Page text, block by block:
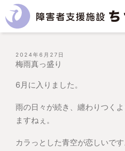
投
稿
日:
2024年6月27日
梅雨真っ盛り
6月に入りました。
雨の日々が続き、纏わりつく
ますねぇ。
カラっとした青空が恋しいです